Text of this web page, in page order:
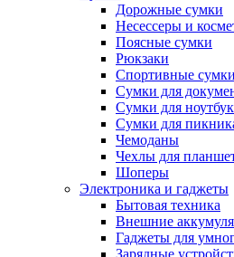
Дорожные сумки
Несессеры и
Поясные сумки
Рюкзаки
Спортивные сумки
Сумки для
Сумки для
Сумки для
Чемоданы
Чехлы для
Шоперы
Электроника и гаджеты
Бытовая техника
Внешние
Гаджеты для
Зарядные